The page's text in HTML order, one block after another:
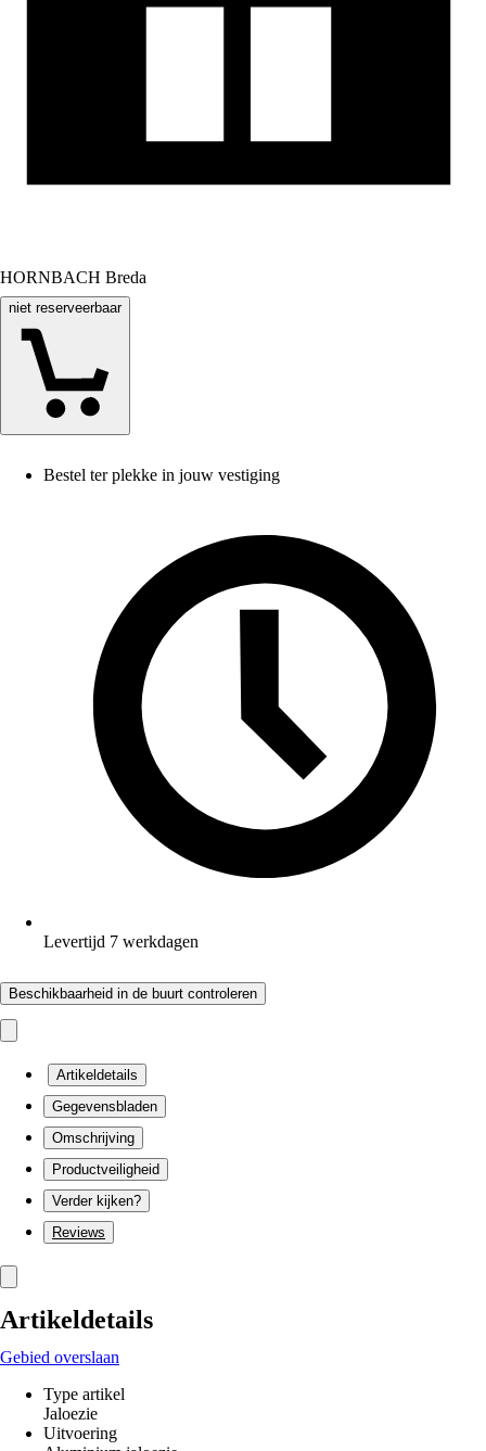
HORNBACH Breda
niet reserveerbaar
Bestel ter plekke in jouw vestiging
Levertijd 7 werkdagen
Beschikbaarheid in de buurt controleren
Artikeldetails
Gegevensbladen
Omschrijving
Productveiligheid
Verder kijken?
Reviews
Artikeldetails
Gebied overslaan
Type artikel
Jaloezie
Uitvoering